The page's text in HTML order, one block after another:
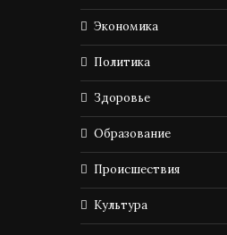
Экономика
Политика
Здоровье
Образование
Происшествия
Культура